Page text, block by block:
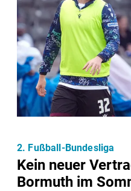
Kein neuer
Bormuth im
2. Fußball-Bundesliga